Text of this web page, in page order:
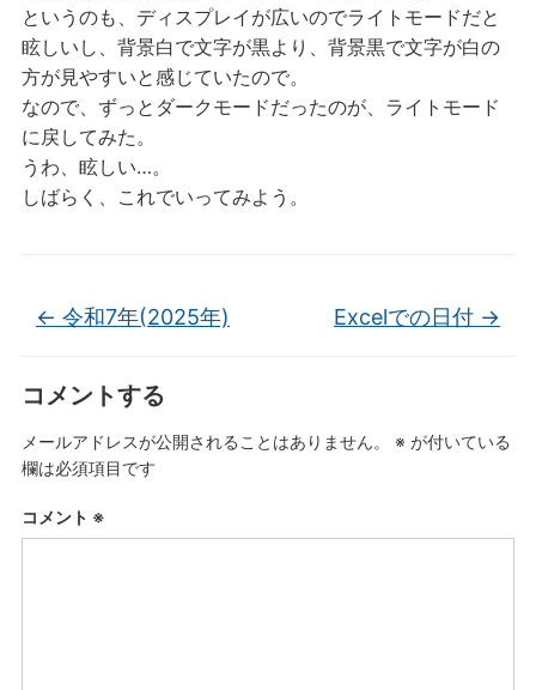
というのも、ディスプレイが広いのでライトモードだと
眩しいし、背景白で文字が黒より、背景黒で文字が白の
方が見やすいと感じていたので。
なので、ずっとダークモードだったのが、ライトモード
に戻してみた。
うわ、眩しい…。
しばらく、これでいってみよう。
← 令和7年(2025年) Excelでの日付 →
コメントする
メールアドレスが公開されることはありません。 ※ が付いている
欄は必須項目です
コメント ※